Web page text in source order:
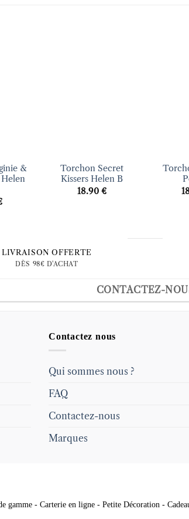
&
Torchon Secret
Kissers Helen B
18.90 €
LIVRAISON OFFERTE
DÈS 98€ D'ACHAT
CONTACTEZ-
Contactez nous
Qui sommes nous ?
FAQ
Contactez-nous
Marques
gamme - Carterie en ligne - Petite Décoration -